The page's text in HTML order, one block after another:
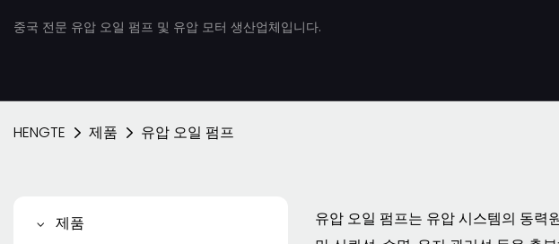
중국 전문 유압 오일 펌프 및 유압 모터 생산업체입니다.
HENGTE 제품 유압 오일 펌프
제품
유압 오일 펌프는 유압 시스템의 동력